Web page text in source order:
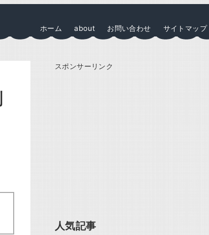
ホーム about お問い合わせ サイトマップ
スポンサーリンク
人気記事